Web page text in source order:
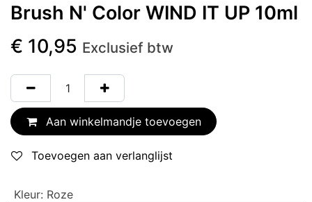
Brush N' Color WIND IT UP 10ml
€ 10,95 Exclusief btw
Aan winkelmandje toevoegen
Toevoegen aan verlanglijst
Kleur: Roze